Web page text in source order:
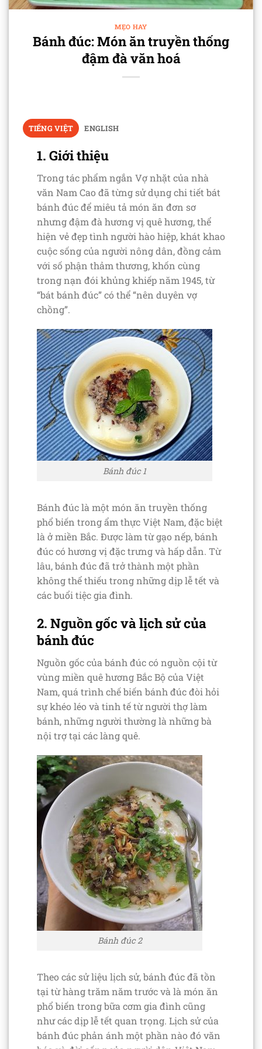
MẸO HAY
Bánh đúc: Món ăn truyền thống
đậm đà văn hoá
TIẾNG VIỆT ENGLISH
1. Giới thiệu
Trong tác phẩm ngắn Vợ nhặt của nhà
văn Nam Cao đã từng sử dụng chi tiết bát
bánh đúc để miêu tả món ăn đơn sơ
nhưng đậm đà hương vị quê hương, thể
hiện vẻ đẹp tình người hào hiệp, khát khao
cuộc sống của người nông dân, đồng cảm
với số phận thảm thương, khốn cùng
trong nạn đói khủng khiếp năm 1945, từ
“bát bánh đúc” có thể “nên duyên vợ
chồng”.
Bánh đúc 1
Bánh đúc là một món ăn truyền thống
phổ biến trong ẩm thực Việt Nam, đặc biệt
là ở miền Bắc. Được làm từ gạo nếp, bánh
đúc có hương vị đặc trưng và hấp dẫn. Từ
lâu, bánh đúc đã trở thành một phần
không thể thiếu trong những dịp lễ tết và
các buổi tiệc gia đình.
2. Nguồn gốc và lịch sử của
bánh đúc
Nguồn gốc của bánh đúc có nguồn cội từ
vùng miền quê hương Bắc Bộ của Việt
Nam, quá trình chế biến bánh đúc đòi hỏi
sự khéo léo và tinh tế từ người thợ làm
bánh, những người thường là những bà
nội trợ tại các làng quê.
Bánh đúc 2
Theo các sử liệu lịch sử, bánh đúc đã tồn
tại từ hàng trăm năm trước và là món ăn
phổ biến trong bữa cơm gia đình cũng
như các dịp lễ tết quan trọng. Lịch sử của
bánh đúc phản ánh một phần nào đó văn